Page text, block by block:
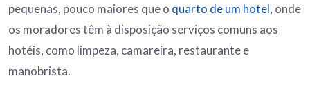
pequenas, pouco maiores que o quarto de um hotel, onde
os moradores têm à disposição serviços comuns aos
hotéis, como limpeza, camareira, restaurante e
manobrista.